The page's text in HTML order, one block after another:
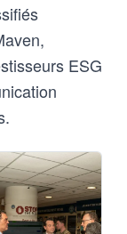
ESG